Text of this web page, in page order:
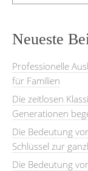
Neueste
Professionelle
für Familien
Die zeitlosen
Generationen
Die Bedeutung
Schlüssel zur
Die Bedeutung